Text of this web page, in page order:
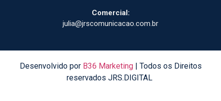
Comercial:
julia@jrscomunicacao.com.br
Desenvolvido por B36 Marketing| Todos os Direitos
reservados JRS.DIGITAL